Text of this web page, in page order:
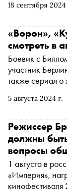
18 сентября 2024
ближайшей
5 августа 2024 г.
«Ворон»,
смотреть в
Боевик с
участник
также сериал
лета
Режиссер
должны
вопросы
1 августа в
«Империя»,